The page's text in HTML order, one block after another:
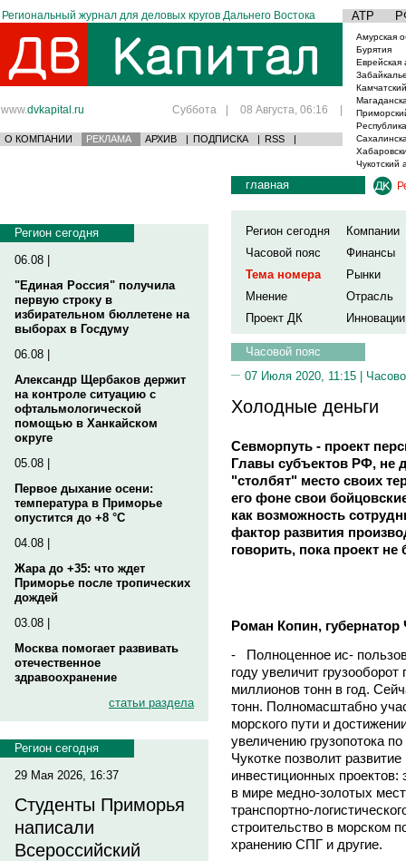
Региональный журнал для деловых кругов Дальнего Востока АТР
www.dvkapital.ru Суббота | 08 Августа, 06:16 |
О КОМПАНИИ РЕКЛАМА АРХИВ | ПОДПИСКА | RSS |
Амурская
Бурятия
Еврейская
Чукотский
Регион сегодня
06.08 |
"Единая Россия" получила
первую строку в
избирательном бюллетене на
выборах в Госдуму
06.08 |
Александр Щербаков держит
на контроле ситуацию с
офтальмологической
помощью в Ханкайском
округе
05.08 |
Первое дыхание осени:
температура в Приморье
опустится до +8 °C
04.08 |
Жара до +35: что ждет
Приморье после тропических
дождей
03.08 |
Москва помогает развивать
отечественное
здравоохранение
статьи раздела
Регион сегодня
29 Мая 2026, 16:37
Студенты Приморья
написали
Всероссийский
главная
Регион сегодня
Компании
Часовой пояс
Финансы
Тема номера
Рынки
Мнение
Отрасль
Проект ДК
Инновации
Часовой пояс
07 Июля 2020, 11:15 |
Холодные деньги
Севморпуть - проект
Главы субъектов РФ, не
"столбят" место своих
его фоне свои
как возможность
фактор развития
говорить, пока проект не
Роман Копин, губернатор
- Полноценное ис-
году увеличит
миллионов тонн в год.
тонн. Полномасштабно
морского пути и
увеличению грузопотока
Чукотке позволит
инвестиционных
в мире медно-золотых
транспортно-
строительство в морском
хранению СПГ и другие.